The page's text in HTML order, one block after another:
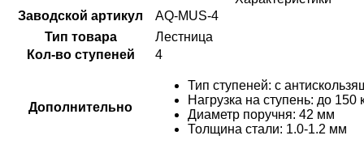
Заводской артикул
AQ-MUS-4
Тип товара
Лестница
Кол-во ступеней
4
Дополнительно
Тип ступеней: с
Нагрузка на ступень: до 150
Диаметр поручня: 42 мм
Толщина стали: 1.0-1.2 мм